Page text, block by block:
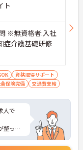
ト
※無資格者:入社
症介護基礎研修
OK
資格取得サポート
保険完備 交通費支給
人で
整って
らに詳